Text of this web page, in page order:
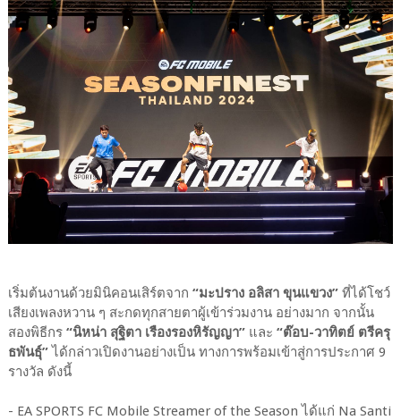
เริ่มต้นงานด้วยมินิคอนเสิร์ตจาก “มะปราง อลิสา ขุนแขวง”ที่ได้โชว์
เสียงเพลงหวาน ๆ สะกดทุกสายตาผู้เข้าร่วมงาน อย่างมาก จากนั้น
สองพิธีกร “นิหน่า สุฐิตา เรืองรองหิรัญญา”และ “ต๊อบ-วาทิตย์ ตรีครุ
ธพันธุ์”ได้กล่าวเปิดงานอย่างเป็น ทางการพร้อมเข้าสู่การประกาศ 9
รางวัล ดังนี้
- EA SPORTS FC Mobile Streamer of the Season ได้แก่ Na Santi